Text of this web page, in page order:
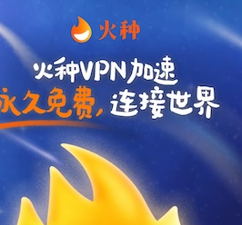
支持[0] 反对
支持